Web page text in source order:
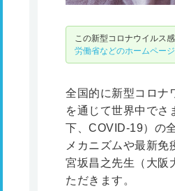
この新型コロナウイルス
労働省などのホームページ
全国的に新型コロナ
を通じて世界中でさ
下、COVID-19）の
メカニズムや最新
宮坂昌之先生（大阪
ただきます。